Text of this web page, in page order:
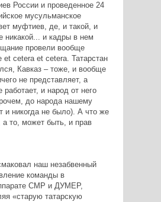
России и проведенное 24
мусульманское
муфтиев, де, и такой, и
никакой... и кадры в нем
провели вообще
et cetera et cetera. Татарстан
Кавказ – тоже, и вообще
не представляет, а
работает, и народ от него
до народа нашему
и никогда не было). А что же
то, может быть, и прав
наш незабвенный
команды в
СМР и ДУМЕР,
«старую татарскую